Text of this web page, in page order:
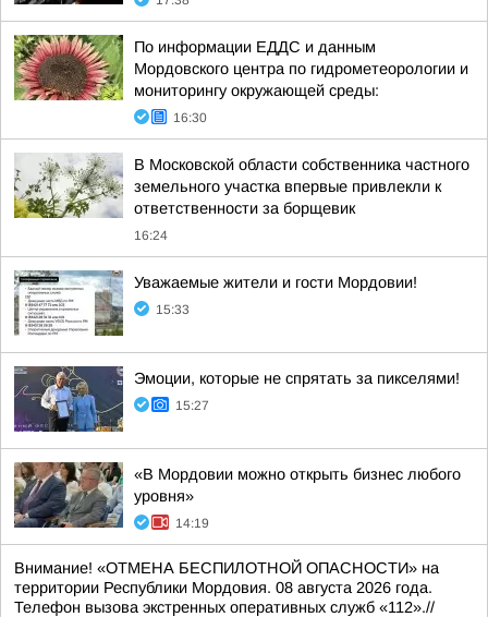
По информации ЕДДС и данным
Мордовского центра по гидрометеорологии и
мониторингу окружающей среды:
16:30
В Московской области собственника частного
земельного участка впервые привлекли к
ответственности за борщевик
16:24
Уважаемые жители и гости Мордовии!
15:33
Эмоции, которые не спрятать за пикселями!
15:27
«В Мордовии можно открыть бизнес любого
уровня»
14:19
Внимание! «ОТМЕНА БЕСПИЛОТНОЙ ОПАСНОСТИ» на
территории Республики Мордовия. 08 августа 2026 года.
Телефон вызова экстренных оперативных служб «112».//